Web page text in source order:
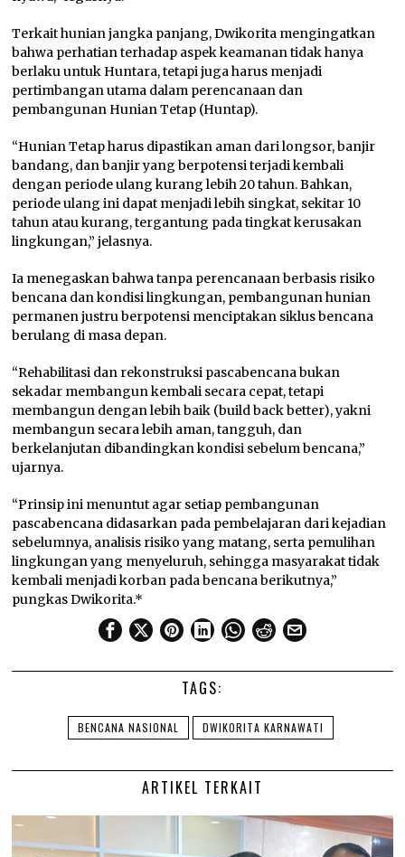
Terkait hunian jangka panjang, Dwikorita mengingatkan
bahwa perhatian terhadap aspek keamanan tidak hanya
berlaku untuk Huntara, tetapi juga harus menjadi
pertimbangan utama dalam perencanaan dan
pembangunan Hunian Tetap (Huntap).
“Hunian Tetap harus dipastikan aman dari longsor, banjir
bandang, dan banjir yang berpotensi terjadi kembali
dengan periode ulang kurang lebih 20 tahun. Bahkan,
periode ulang ini dapat menjadi lebih singkat, sekitar 10
tahun atau kurang, tergantung pada tingkat kerusakan
lingkungan,” jelasnya.
Ia menegaskan bahwa tanpa perencanaan berbasis risiko
bencana dan kondisi lingkungan, pembangunan hunian
permanen justru berpotensi menciptakan siklus bencana
berulang di masa depan.
“Rehabilitasi dan rekonstruksi pascabencana bukan
sekadar membangun kembali secara cepat, tetapi
membangun dengan lebih baik (build back better), yakni
membangun secara lebih aman, tangguh, dan
berkelanjutan dibandingkan kondisi sebelum bencana,”
ujarnya.
“Prinsip ini menuntut agar setiap pembangunan
pascabencana didasarkan pada pembelajaran dari kejadian
sebelumnya, analisis risiko yang matang, serta pemulihan
lingkungan yang menyeluruh, sehingga masyarakat tidak
kembali menjadi korban pada bencana berikutnya,”
pungkas Dwikorita.*
TAGS:
BENCANA NASIONAL DWIKORITA KARNAWATI
ARTIKEL TERKAIT